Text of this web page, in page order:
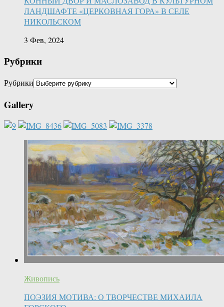
ЛАНДШАФТЕ «ЦЕРКОВНАЯ ГОРА» В СЕЛЕ
НИКОЛЬСКОМ
3 Фев, 2024
Рубрики
Рубрики
Gallery
Живопись
ПОЭЗИЯ МОТИВА: О ТВОРЧЕСТВЕ МИХАИЛА